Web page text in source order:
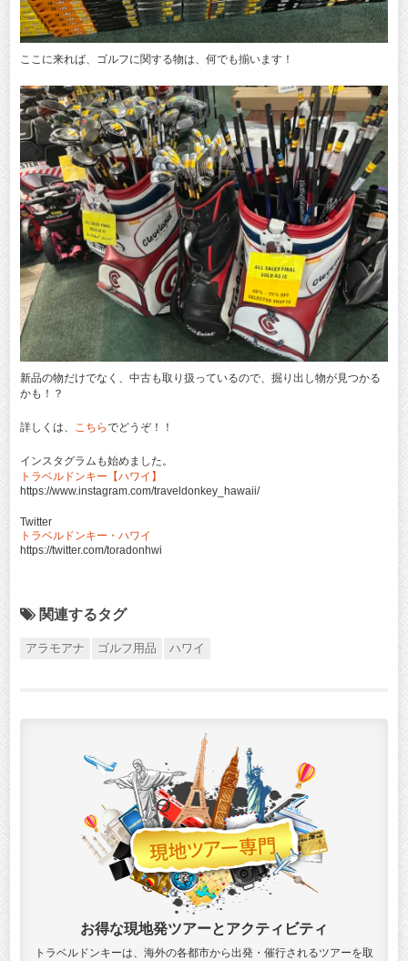
ここに来れば、ゴルフに関する物は、何でも揃います！
新品の物だけでなく、中古も取り扱っているので、掘り出し物が見つかる
かも！？
詳しくは、 こちらでどうぞ！！
インスタグラムも始めました。
トラベルドンキー【ハワイ】
https://www.instagram.com/traveldonkey_hawaii/
Twitter
トラベルドンキー・ハワイ
https://twitter.com/toradonhwi
関連するタグ
アラモアナ ゴルフ用品 ハワイ
お得な現地発ツアーとアクティビティ
トラベルドンキーは、海外の各都市から出発・催行されるツアーを取